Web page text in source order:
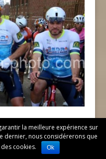
la meilleure expérience sur
dernier, nous considérerons que
cookies.
Ok